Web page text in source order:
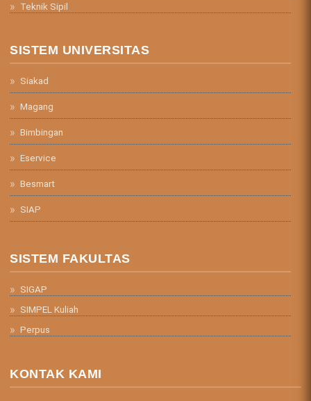
Teknik Sipil
SISTEM UNIVERSITAS
Siakad
Magang
Bimbingan
Eservice
Besmart
SIAP
SISTEM FAKULTAS
SIGAP
SIMPEL Kuliah
Perpus
KONTAK KAMI